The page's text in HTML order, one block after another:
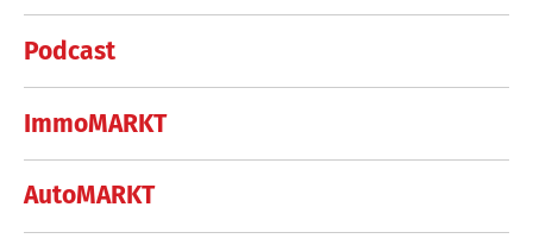
Podcast
ImmoMARKT
AutoMARKT